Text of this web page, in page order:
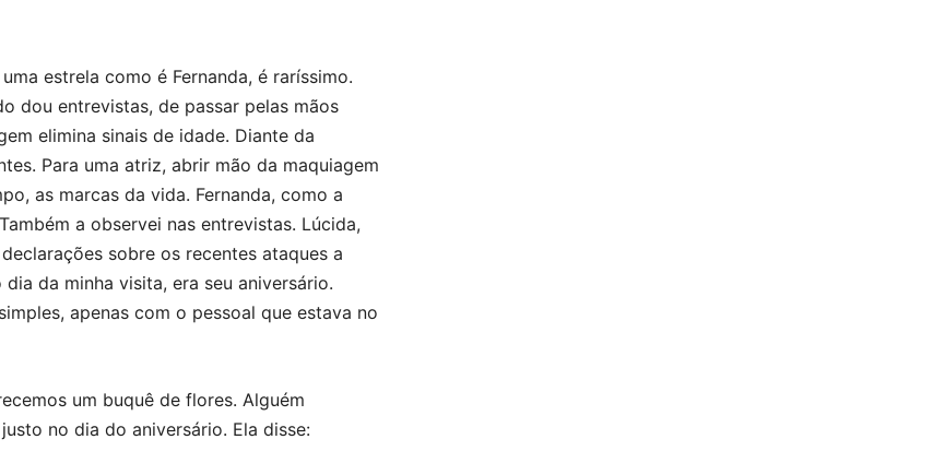
estrela como é Fernanda, é raríssimo.
dou entrevistas, de passar pelas mãos
elimina sinais de idade. Diante da
Para uma atriz, abrir mão da maquiagem
as marcas da vida. Fernanda, como a
a observei nas entrevistas. Lúcida,
sobre os recentes ataques a
da minha visita, era seu aniversário.
apenas com o pessoal que estava no
um buquê de flores. Alguém
no dia do aniversário. Ela disse: